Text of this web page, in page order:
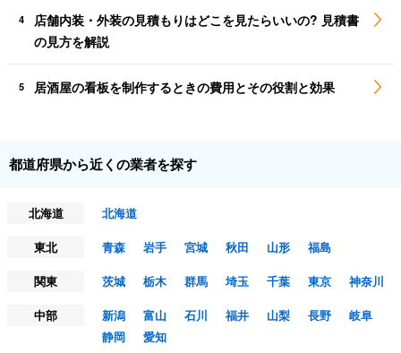
4
店舗内装・外装の見積もりはどこを見たらいいの? 見積書
の見方を解説
5 居酒屋の看板を制作するときの費用とその役割と効果
都道府県から近くの業者を探す
北海道
北海道
東北
青森 岩手 宮城 秋田 山形
福島
関東
茨城 栃木 群馬 埼玉 千葉 東京
神奈川
中部
新潟 富山 石川 福井 山梨 長野
岐阜
静岡
愛知